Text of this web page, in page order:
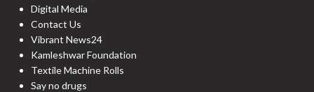
Digital Media
Contact Us
Vibrant News24
Kamleshwar Foundation
Textile Machine Rolls
Say no drugs